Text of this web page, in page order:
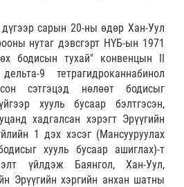
сарын 20-ны өдөр Хан-Уул
нутаг дэвсгэрт НҮБ-ын 1971
бодисын тухай" конвенцын II
9 тетрагидроканнабинол
сэтгэцэд нөлөөт бодисыг
хууль бусаар бэлтгэсэн,
хадгалсан хэрэгт Эрүүгийн
1 дэх хэсэг (Мансууруулах
хууль бусаар ашиглах)-т
үйлдэж Баянгол, Хан-Уул,
Эрүүгийн хэргийн анхан шатны